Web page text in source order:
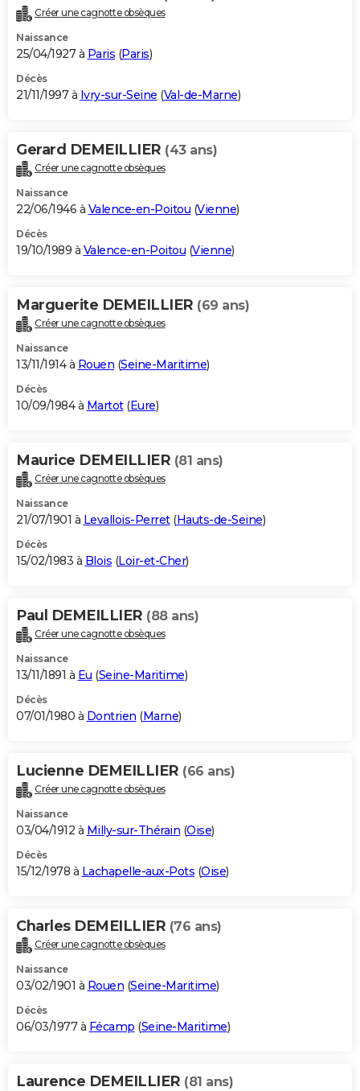
Créer une cagnotte obsèques
Naissance
25/04/1927 à Paris (Paris)
Décès
21/11/1997 à Ivry-sur-Seine (Val-de-Marne)
Gerard DEMEILLIER (43 ans)
Créer une cagnotte obsèques
Naissance
22/06/1946 à Valence-en-Poitou (Vienne)
Décès
19/10/1989 à Valence-en-Poitou (Vienne)
Marguerite DEMEILLIER (69 ans)
Créer une cagnotte obsèques
Naissance
13/11/1914 à Rouen (Seine-Maritime)
Décès
10/09/1984 à Martot(Eure)
Maurice DEMEILLIER (81 ans)
Créer une cagnotte obsèques
Naissance
21/07/1901 à Levallois-Perret(Hauts-de-Seine)
Décès
15/02/1983 à Blois (Loir-et-Cher)
Paul DEMEILLIER (88 ans)
Créer une cagnotte obsèques
Naissance
13/11/1891 à Eu (Seine-Maritime)
Décès
07/01/1980 à Dontrien (Marne)
Lucienne DEMEILLIER (66 ans)
Créer une cagnotte obsèques
Naissance
03/04/1912 à Milly-sur-Thérain (Oise)
Décès
15/12/1978 à Lachapelle-aux-Pots (Oise)
Charles DEMEILLIER (76 ans)
Créer une cagnotte obsèques
Naissance
03/02/1901 à Rouen (Seine-Maritime)
Décès
06/03/1977 à Fécamp (Seine-Maritime)
Laurence DEMEILLIER (81 ans)